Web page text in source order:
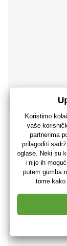
LEGO®
prošireni set
33,71 €
,97 €bez
+ 33